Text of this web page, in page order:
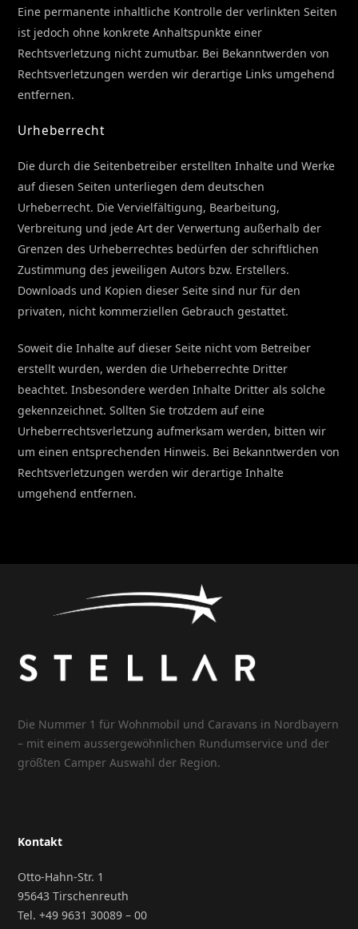
Eine permanente inhaltliche Kontrolle der verlinkten Seiten
ist jedoch ohne konkrete Anhaltspunkte einer
Rechtsverletzung nicht zumutbar. Bei Bekanntwerden von
Rechtsverletzungen werden wir derartige Links umgehend
entfernen.
Urheberrecht
Die durch die Seitenbetreiber erstellten Inhalte und Werke
auf diesen Seiten unterliegen dem deutschen
Urheberrecht. Die Vervielfältigung, Bearbeitung,
Verbreitung und jede Art der Verwertung außerhalb der
Grenzen des Urheberrechtes bedürfen der schriftlichen
Zustimmung des jeweiligen Autors bzw. Erstellers.
Downloads und Kopien dieser Seite sind nur für den
privaten, nicht kommerziellen Gebrauch gestattet.
Soweit die Inhalte auf dieser Seite nicht vom Betreiber
erstellt wurden, werden die Urheberrechte Dritter
beachtet. Insbesondere werden Inhalte Dritter als solche
gekennzeichnet. Sollten Sie trotzdem auf eine
Urheberrechtsverletzung aufmerksam werden, bitten wir
um einen entsprechenden Hinweis. Bei Bekanntwerden von
Rechtsverletzungen werden wir derartige Inhalte
umgehend entfernen.
Die Nummer 1 für Wohnmobil und Caravans in Nordbayern
– mit einem aussergewöhnlichen Rundumservice und der
größten Camper Auswahl der Region.
Kontakt
Otto-Hahn-Str. 1
95643 Tirschenreuth
Tel. +49 9631 30089 – 00